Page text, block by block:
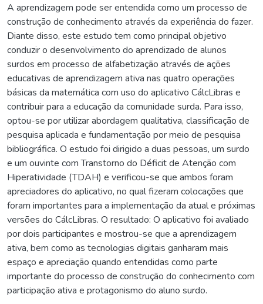
A aprendizagem pode ser entendida como um processo de
construção de conhecimento através da experiência do fazer.
Diante disso, este estudo tem como principal objetivo
conduzir o desenvolvimento do aprendizado de alunos
surdos em processo de alfabetização através de ações
educativas de aprendizagem ativa nas quatro operações
básicas da matemática com uso do aplicativo CálcLibras e
contribuir para a educação da comunidade surda. Para isso,
optou-se por utilizar abordagem qualitativa, classificação de
pesquisa aplicada e fundamentação por meio de pesquisa
bibliográfica. O estudo foi dirigido a duas pessoas, um surdo
e um ouvinte com Transtorno do Déficit de Atenção com
Hiperatividade (TDAH) e verificou-se que ambos foram
apreciadores do aplicativo, no qual fizeram colocações que
foram importantes para a implementação da atual e próximas
versões do CálcLibras. O resultado: O aplicativo foi avaliado
por dois participantes e mostrou-se que a aprendizagem
ativa, bem como as tecnologias digitais ganharam mais
espaço e apreciação quando entendidas como parte
importante do processo de construção do conhecimento com
participação ativa e protagonismo do aluno surdo.